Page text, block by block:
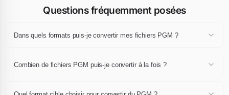
Questions fréquemment posées
Dans quels formats puis-je convertir mes fichiers PGM ?
AVIF, BMP, TIFF, PDF ou ICO. Sélectionnez l'extension de destination
Combien de fichiers PGM puis-je convertir à la fois ?
10 MB maximum chacun. L'ensemble peut ensuite être téléchargé